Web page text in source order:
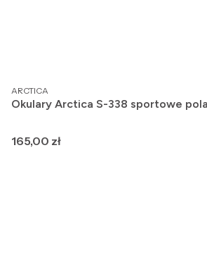
PRODUCENT
ARCTICA
Okulary Arctica S-338 sportowe
Cena
165,00 zł